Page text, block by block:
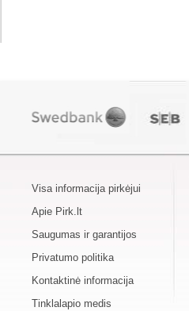
Visa informacija pirkėjui
Apie Pirk.lt
Saugumas ir garantijos
Privatumo politika
Kontaktinė informacija
Tinklalapio medis